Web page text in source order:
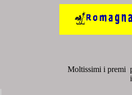
Moltissimi i premi